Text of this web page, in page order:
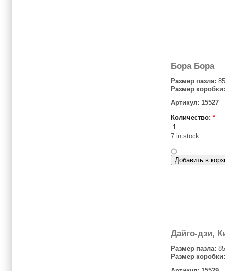
Бора Бора
Размер пазла:
Размер коробки:
Артикул: 15527
Количество: *
7 in stock
Дайго-дзи,
Размер пазла:
Размер коробки: